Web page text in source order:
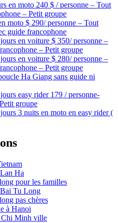
en moto 240 $ / personne – Tout
– Petit groupe
moto $ 290/ personne – Tout
guide francophone
en voiture $ 350/ personne –
– Petit groupe
en voiture $ 280/ personne –
– Petit groupe
Ha Giang sans guide ni
easy rider 179 / personne-
groupe
3 nuits en moto en easy rider (
Ha
pour les familles
Bai Tu Long
pas chères
à Hanoi
Chi Minh ville